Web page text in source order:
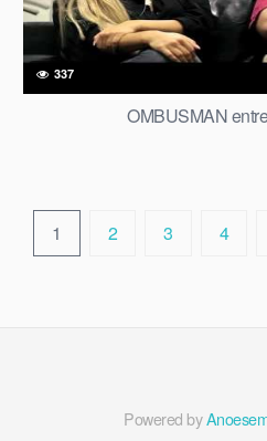
337
OMBUSMAN
1 2 3 4
Powered by